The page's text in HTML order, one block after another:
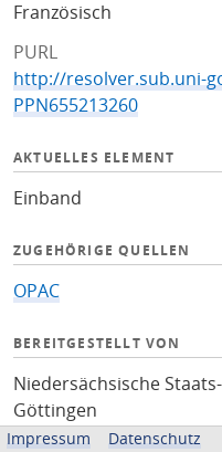
Französisch
PURL
http://resolver.sub.uni-
PPN655213260
AKTUELLES ELEMENT
Einband
ZUGEHÖRIGE QUELLEN
OPAC
BEREITGESTELLT VON
Niedersächsische
Göttingen
Impressum Datenschutz